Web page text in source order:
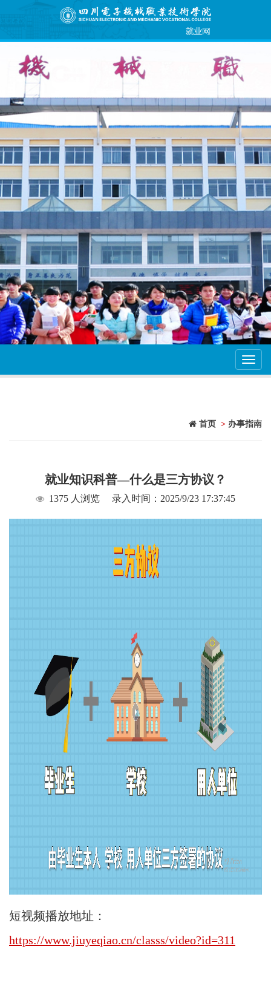
首页 > 办事指南
就业知识科普—什么是三方协议？
1375 人浏览 录入时间：2025/9/23 17:37:45
短视频播放地址：
https://www.jiuyeqiao.cn/classs/video?id=311